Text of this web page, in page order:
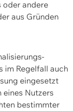
oder andere
aus Gründen
im Regelfall auch
eingesetzt
eines Nutzers
bestimmter